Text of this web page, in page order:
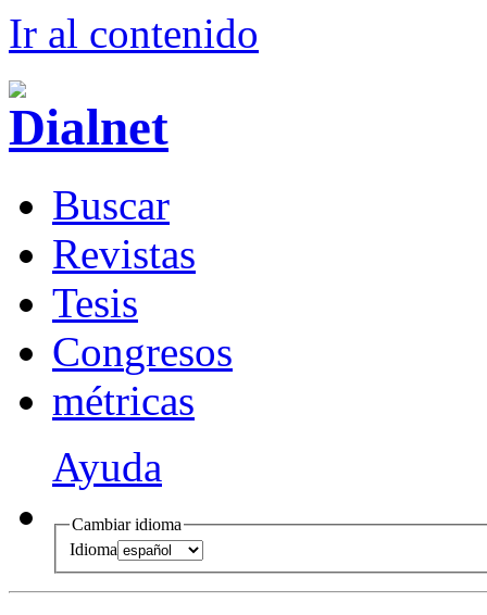
Ir al contenido
Buscar
Revistas
Tesis
Congresos
métricas
Ayuda
Cambiar idioma
Idioma